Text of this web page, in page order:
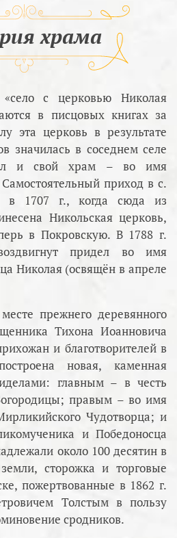
храма
с церковью Николая
в писцовых книгах за
эта церковь в результате
значилась в соседнем селе
и свой храм – во имя
приход в с.
в 1707 г., когда сюда из
Никольская церковь,
в Покровскую. В 1788 г.
придел во имя
Николая (освящён в апреле
прежнего деревянного
Тихона Иоанновича
и благотворителей в
новая, каменная
главным – в честь
правым – во имя
Чудотворца; и
и Победоносца
около 100 десятин в
сторожка и торговые
пожертвованные в 1862 г.
Толстым в пользу
сродников.